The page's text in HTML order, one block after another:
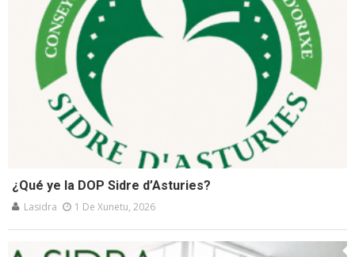
¿Qué ye la DOP Sidre d’Asturies?
Lasidra 1 De Xunetu, 2026